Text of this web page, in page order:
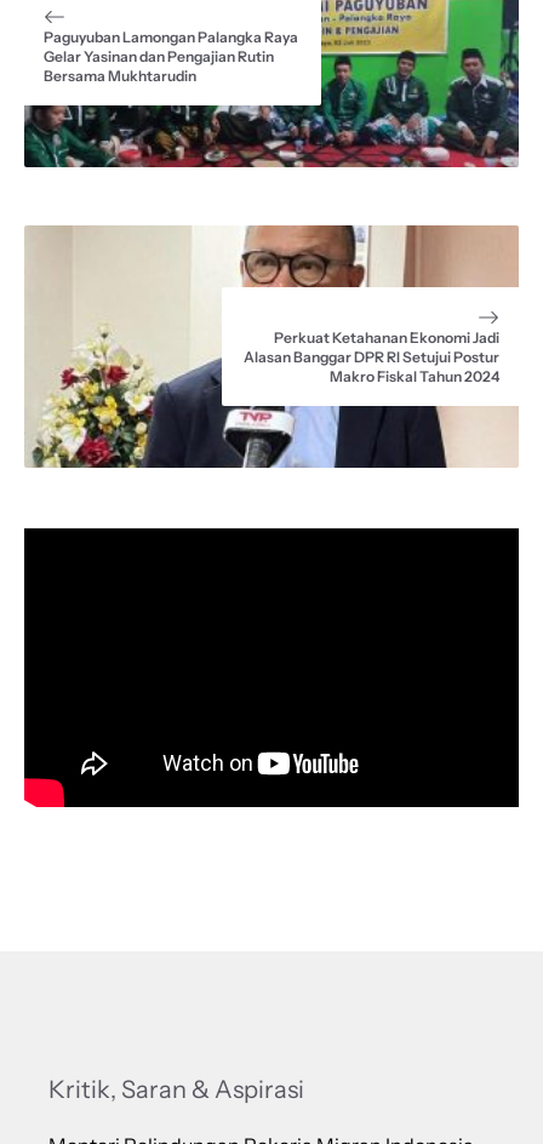
Paguyuban Lamongan Palangka Raya
Gelar Yasinan dan Pengajian Rutin
Bersama Mukhtarudin
Perkuat Ketahanan Ekonomi Jadi
Alasan Banggar DPR RI Setujui Postur
Makro Fiskal Tahun 2024
Kritik, Saran & Aspirasi